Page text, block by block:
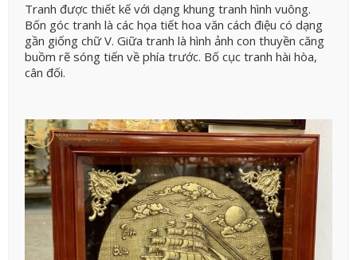
Tranh được thiết kế với dạng khung tranh hình vuông.
Bốn góc tranh là các họa tiết hoa văn cách điệu có dạng
gần giống chữ V. Giữa tranh là hình ảnh con thuyền căng
buồm rẽ sóng tiến về phía trước. Bố cục tranh hài hòa,
cân đối.